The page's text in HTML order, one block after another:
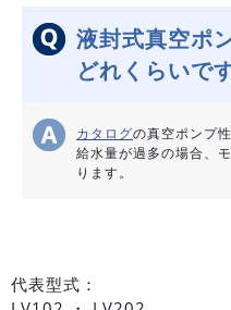
液封式真空ポ
どれくらいで
カタログの真空ポンプ
給水量が過多の場合、
ります。
代表型式：